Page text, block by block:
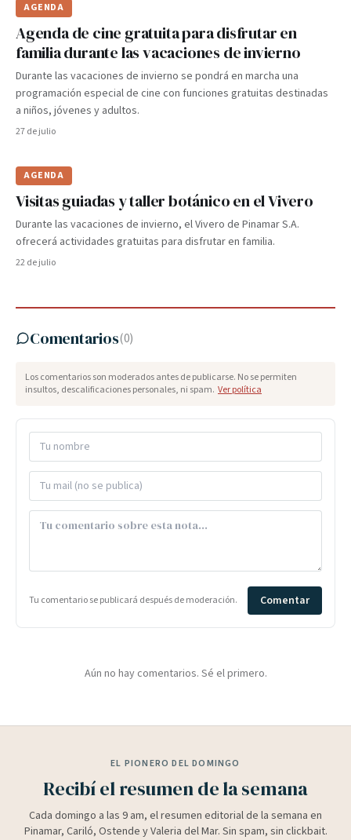
AGENDA
Agenda de cine gratuita para disfrutar en
familia durante las vacaciones de invierno
Durante las vacaciones de invierno se pondrá en marcha una
programación especial de cine con funciones gratuitas destinadas
a niños, jóvenes y adultos.
27 de julio
AGENDA
Visitas guiadas y taller botánico en el Vivero
Durante las vacaciones de invierno, el Vivero de Pinamar S.A.
ofrecerá actividades gratuitas para disfrutar en familia.
22 de julio
Comentarios(0)
Los comentarios son moderados antes de publicarse. No se permiten
insultos, descalificaciones personales, ni spam. Ver política
Tu comentario se publicará después de moderación. Comentar
Aún no hay comentarios. Sé el primero.
EL PIONERO DEL DOMINGO
Recibí el resumen de la semana
Cada domingo a las 9 am, el resumen editorial de la semana en
Pinamar, Cariló, Ostende y Valeria del Mar. Sin spam, sin clickbait.